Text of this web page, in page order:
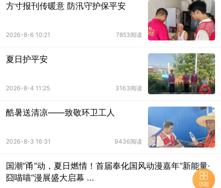
方寸报刊传暖意 防汛守护保平安
7853阅读
2026-8-6 10:21
夏日护平安
3163阅读
2026-8-4 11:25
酷暑送清凉——致敬环卫工人
9436阅读
2026-8-3 16:31
国潮“甬”动，夏日燃情！首届奉化国风动漫嘉年“新能量·
囧喵喵”漫展盛大启幕 ...
功能